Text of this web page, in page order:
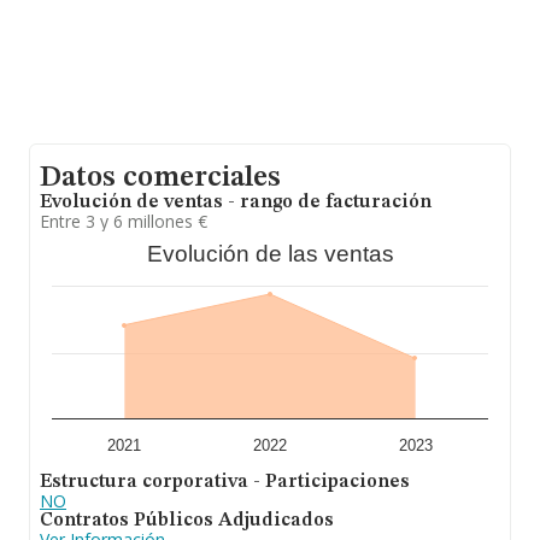
Datos comerciales
Evolución de ventas - rango de facturación
Entre 3 y 6 millones €
Evolución de las ventas
2021 2022 2023
Estructura corporativa - Participaciones
NO
Contratos Públicos Adjudicados